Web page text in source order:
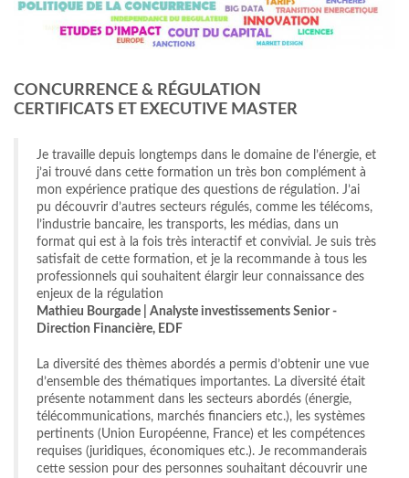
CONCURRENCE & RÉGULATION
CERTIFICATS ET EXECUTIVE MASTER
Je travaille depuis longtemps dans le domaine de l’énergie, et
j’ai trouvé dans cette formation un très bon complément à
mon expérience pratique des questions de régulation. J’ai
pu découvrir d’autres secteurs régulés, comme les télécoms,
l’industrie bancaire, les transports, les médias, dans un
format qui est à la fois très interactif et convivial. Je suis très
satisfait de cette formation, et je la recommande à tous les
professionnels qui souhaitent élargir leur connaissance des
enjeux de la régulation
Mathieu Bourgade | Analyste investissements Senior -
Direction Financière, EDF
La diversité des thèmes abordés a permis d’obtenir une vue
d’ensemble des thématiques importantes. La diversité était
présente notamment dans les secteurs abordés (énergie,
télécommunications, marchés financiers etc.), les systèmes
pertinents (Union Européenne, France) et les compétences
requises (juridiques, économiques etc.). Je recommanderais
cette session pour des personnes souhaitant découvrir une